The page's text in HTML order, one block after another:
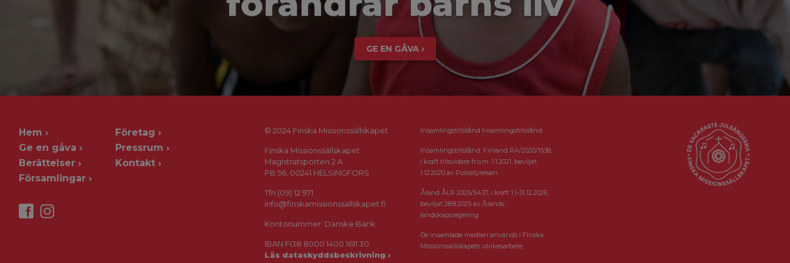
GE EN GÅVA ›
Hem
Ge en gåva
Berättelser
Församlingar
Företag
Pressrum
Kontakt
© 2024 Finska Missionssällskapet
Finska Missionssällskapet
Magistratsporten 2 A
PB 56, 00241 HELSINGFORS
Tfn (09) 12 971
info@finskamissionssallskapet.fi
Kontonummer: Danske Bank
IBAN FI38 8000 1400 1611 30
Läs dataskyddsbeskrivning ›
Insamlingstillstånd Insamlingstillstånd:
Insamlingstillstånd: Finland RA/2020/1538,
i kraft tillsvidare fr.o.m. 1.1.2021, beviljat
1.12.2020 av Polisstyrelsen.
Åland ÅLR 2025/5437, i kraft 1.1-31.12.2026,
beviljat 28.8.2025 av Ålands
landskapsregering.
De insamlade medlen används i Finska
Missionssällskapets utrikesarbete.